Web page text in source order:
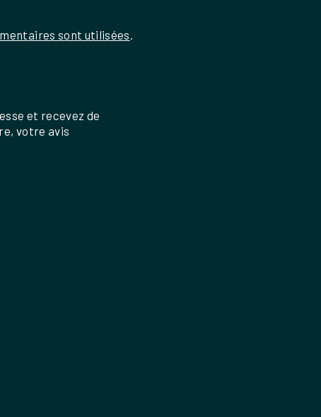
sont utilisées
et recevez de
votre avis